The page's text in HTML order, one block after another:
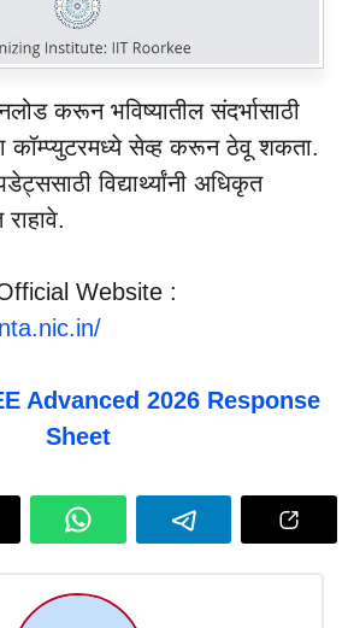
करून भविष्यातील संदर्भासाठी
कॉम्प्युटरमध्ये सेव्ह करून ठेवू शकता.
विद्यार्थ्यांनी अधिकृत
Website :
Advanced 2026 Response
Sheet